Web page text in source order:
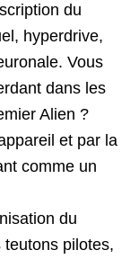
du
hyperdrive,
Vous
dans les
Alien ?
et par la
comme un
du
pilotes,